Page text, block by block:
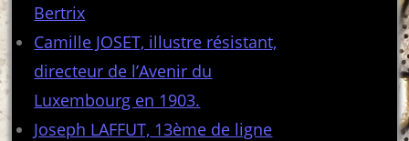
Bertrix
Camille JOSET, illustre résistant,
directeur de l’Avenir du
Luxembourg en 1903.
Joseph LAFFUT, 13ème de ligne